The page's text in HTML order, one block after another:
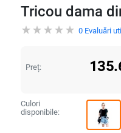
Tricou dama
0Evaluări
Preț:
Culori
disponibile: